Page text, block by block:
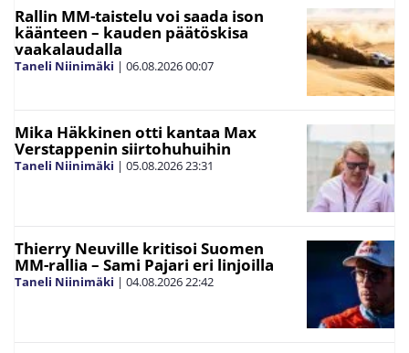
Rallin MM-taistelu voi saada ison
käänteen – kauden päätöskisa
vaakalaudalla
Taneli Niinimäki | 06.08.202600:07
Mika Häkkinen otti kantaa Max
Verstappenin siirtohuhuihin
Taneli Niinimäki | 05.08.202623:31
Thierry Neuville kritisoi Suomen
MM-rallia – Sami Pajari eri linjoilla
Taneli Niinimäki | 04.08.202622:42